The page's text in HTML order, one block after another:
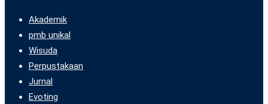
Akademik
pmb unikal
Wisuda
Perpustakaan
Jurnal
Evoting